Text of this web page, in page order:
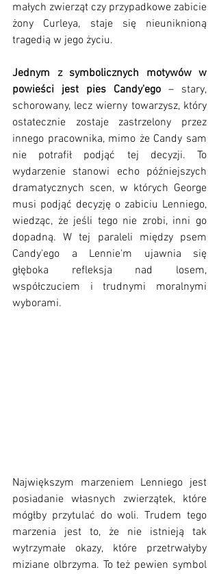
małych zwierząt czy przypadkowe zabicie
żony Curleya, staje się nieuniknioną
tragedią w jego życiu.
Jednym z symbolicznych motywów w
powieści jest pies Candy'ego – stary,
schorowany, lecz wierny towarzysz, który
ostatecznie zostaje zastrzelony przez
innego pracownika, mimo że Candy sam
nie potrafił podjąć tej decyzji. To
wydarzenie stanowi echo późniejszych
dramatycznych scen, w których George
musi podjąć decyzję o zabiciu Lenniego,
wiedząc, że jeśli tego nie zrobi, inni go
dopadną. W tej paraleli między psem
Candy'ego a Lennie'm ujawnia się
głęboka refleksja nad losem,
współczuciem i trudnymi moralnymi
wyborami.
Największym marzeniem Lenniego jest
posiadanie własnych zwierzątek, które
mógłby przytulać do woli. Trudem tego
marzenia jest to, że nie istnieją tak
wytrzymałe okazy, które przetrwałyby
miziane olbrzyma. To też pewien symbol